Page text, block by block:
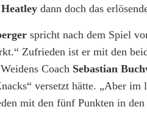
dann doch das
spricht nach dem Spiel
Zufrieden ist er mit den
Coach Sebastian
versetzt hätte. „Aber
mit den fünf Punkten in